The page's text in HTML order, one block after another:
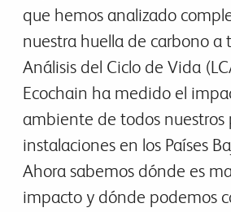
que hemos analizado
nuestra huella de carbono a
Análisis del Ciclo de Vida
Ecochain ha medido el
ambiente de todos nuestros
instalaciones en los Países
Ahora sabemos dónde es
impacto y dónde podemos